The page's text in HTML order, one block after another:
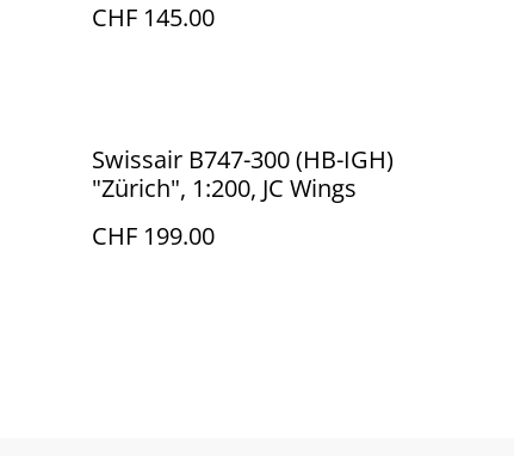
CHF 145.00
Swissair B747-300 (HB-IGH)
"Zürich", 1:200, JC Wings
CHF 199.00